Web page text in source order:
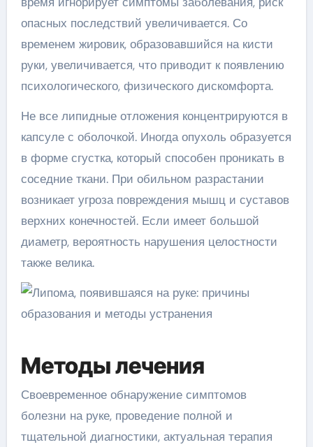
опасных последствий увеличивается. Со
временем жировик, образовавшийся на кисти
руки, увеличивается, что приводит к появлению
психологического, физического дискомфорта.
Не все липидные отложения концентрируются в
капсуле с оболочкой. Иногда опухоль образуется
в форме сгустка, который способен проникать в
соседние ткани. При обильном разрастании
возникает угроза повреждения мышц и суставов
верхних конечностей. Если имеет большой
диаметр, вероятность нарушения целостности
также велика.
Методы лечения
Своевременное обнаружение симптомов
болезни на руке, проведение полной и
тщательной диагностики, актуальная терапия